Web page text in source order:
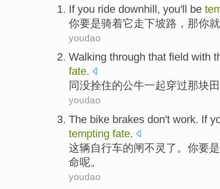
If you ride downhill, you'll be
你要是骑着它走下坡路 ，那你
youdao
Walking through that field with
fate.
同没拴住的公牛一起穿过那块
youdao
The bike brakes don't work. If
tempting fate.
这辆自行车的闸不灵了。 你要是
命呢。
youdao